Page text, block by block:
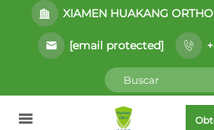
XIAMEN HUAKANG
[email protected]